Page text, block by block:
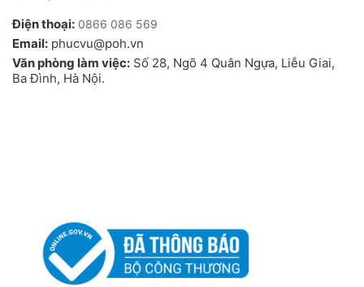
Điện thoại: 0866 086 569
Email: phucvu@poh.vn
Văn phòng làm việc: Số 28, Ngõ 4 Quân Ngựa, Liễu Giai,
Ba Đình, Hà Nội.